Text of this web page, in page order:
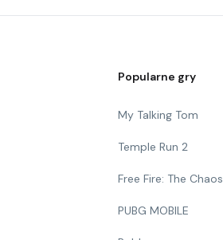
Popularne gry
My Talking Tom
Temple Run 2
Free Fire: The Chaos
PUBG MOBILE